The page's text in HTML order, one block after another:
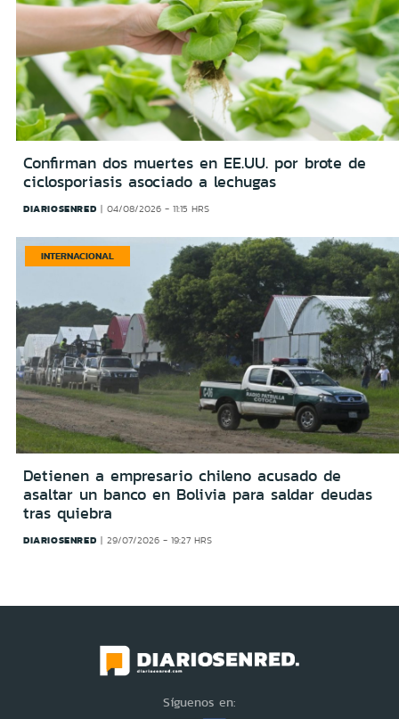
Confirman dos muertes en EE.UU. por brote de
ciclosporiasis asociado a lechugas
DIARIOSENRED 04/08/2026 - 11:15 HRS
INTERNACIONAL
Detienen a empresario chileno acusado de
asaltar un banco en Bolivia para saldar deudas
tras quiebra
DIARIOSENRED 29/07/2026 - 19:27 HRS
Síguenos en: